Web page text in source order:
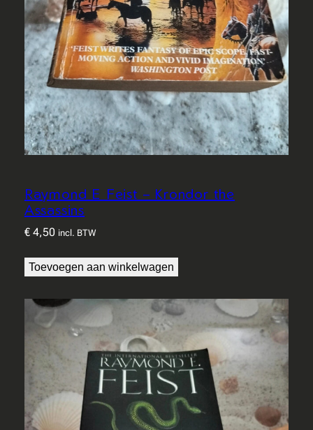
Raymond E Feist – Krondor the
Assassins
€4,50 incl. BTW
Toevoegen aan winkelwagen